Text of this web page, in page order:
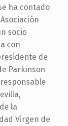
ha contado
socio
con
de
Parkinson
la
Virgen de